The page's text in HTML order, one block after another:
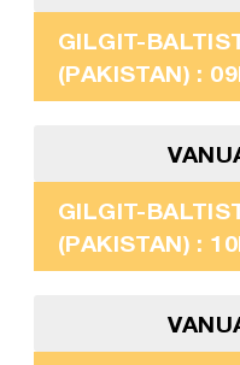
GILGIT-
(PAKISTAN) :
GILGIT-
(PAKISTAN) :